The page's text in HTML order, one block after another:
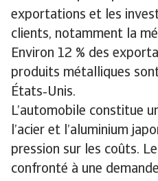
exportations et les
clients, notamment la
Environ 12 % des
produits métalliques
États‑Unis.
L’automobile constitue
l’acier et l’aluminium
pression sur les coûts.
confronté à une